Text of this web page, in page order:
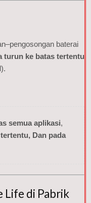
baterai
turun ke batas tertentu
semua aplikasi,
Dan pada
Life di Pabrik